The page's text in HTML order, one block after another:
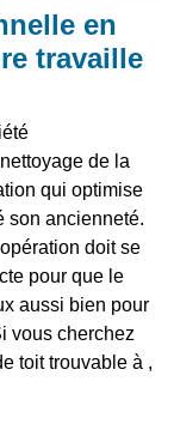
en
travaille
de la
qui optimise
son ancienneté.
doit se
pour que le
aussi bien pour
vous cherchez
toit trouvable à ,